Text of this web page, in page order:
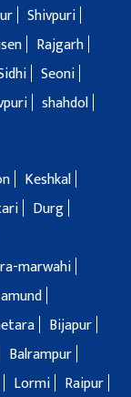
Shivpuri
Rajgarh
Seoni
shahdol
Keshkal
Durg
marwahi
Bijapur
Balrampur
Lormi
Raipur